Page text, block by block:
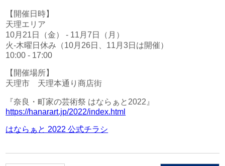
【開催日時】
天理エリア
10月21日（金） - 11月7日（月）
火-木曜日休み（10月26日、11月3日は開催）
10:00 - 17:00
【開催場所】
天理市 天理本通り商店街
『奈良・町家の芸術祭 はならぁと2022』
https://hanarart.jp/2022/index.html
はならぁと 2022 公式チラシ